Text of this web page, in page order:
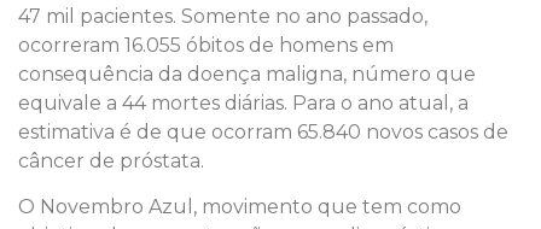
47 mil pacientes. Somente no ano passado,
ocorreram 16.055 óbitos de homens em
consequência da doença maligna, número que
equivale a 44 mortes diárias. Para o ano atual, a
estimativa é de que ocorram 65.840 novos casos de
câncer de próstata.
O Novembro Azul, movimento que tem como